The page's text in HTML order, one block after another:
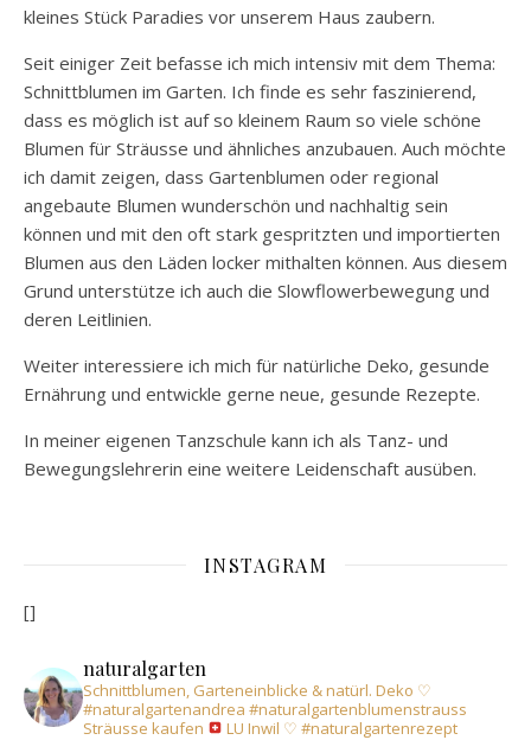
kleines Stück Paradies vor unserem Haus zaubern.
Seit einiger Zeit befasse ich mich intensiv mit dem Thema:
Schnittblumen im Garten. Ich finde es sehr faszinierend,
dass es möglich ist auf so kleinem Raum so viele schöne
Blumen für Sträusse und ähnliches anzubauen. Auch möchte
ich damit zeigen, dass Gartenblumen oder regional
angebaute Blumen wunderschön und nachhaltig sein
können und mit den oft stark gespritzten und importierten
Blumen aus den Läden locker mithalten können. Aus diesem
Grund unterstütze ich auch die Slowflowerbewegung und
deren Leitlinien.
Weiter interessiere ich mich für natürliche Deko, gesunde
Ernährung und entwickle gerne neue, gesunde Rezepte.
In meiner eigenen Tanzschule kann ich als Tanz- und
Bewegungslehrerin eine weitere Leidenschaft ausüben.
INSTAGRAM
[]
naturalgarten
Schnittblumen, Garteneinblicke & natürl. Deko ♡
#naturalgartenandrea #naturalgartenblumenstrauss
Sträusse kaufen
LU Inwil ♡ #naturalgartenrezept